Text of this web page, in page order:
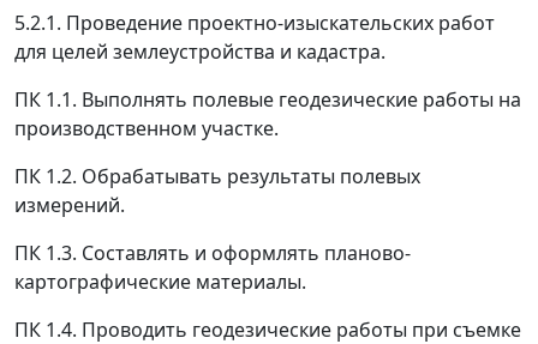
5.2.1. Проведение проектно-изыскательских работ
для целей землеустройства и кадастра.
ПК 1.1. Выполнять полевые геодезические работы на
производственном участке.
ПК 1.2. Обрабатывать результаты полевых
измерений.
ПК 1.3. Составлять и оформлять планово-
картографические материалы.
ПК 1.4. Проводить геодезические работы при съемке